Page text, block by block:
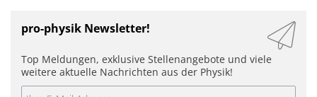
pro-physik Newsletter!
Top Meldungen, exklusive Stellenangebote und viele
weitere aktuelle Nachrichten aus der Physik!